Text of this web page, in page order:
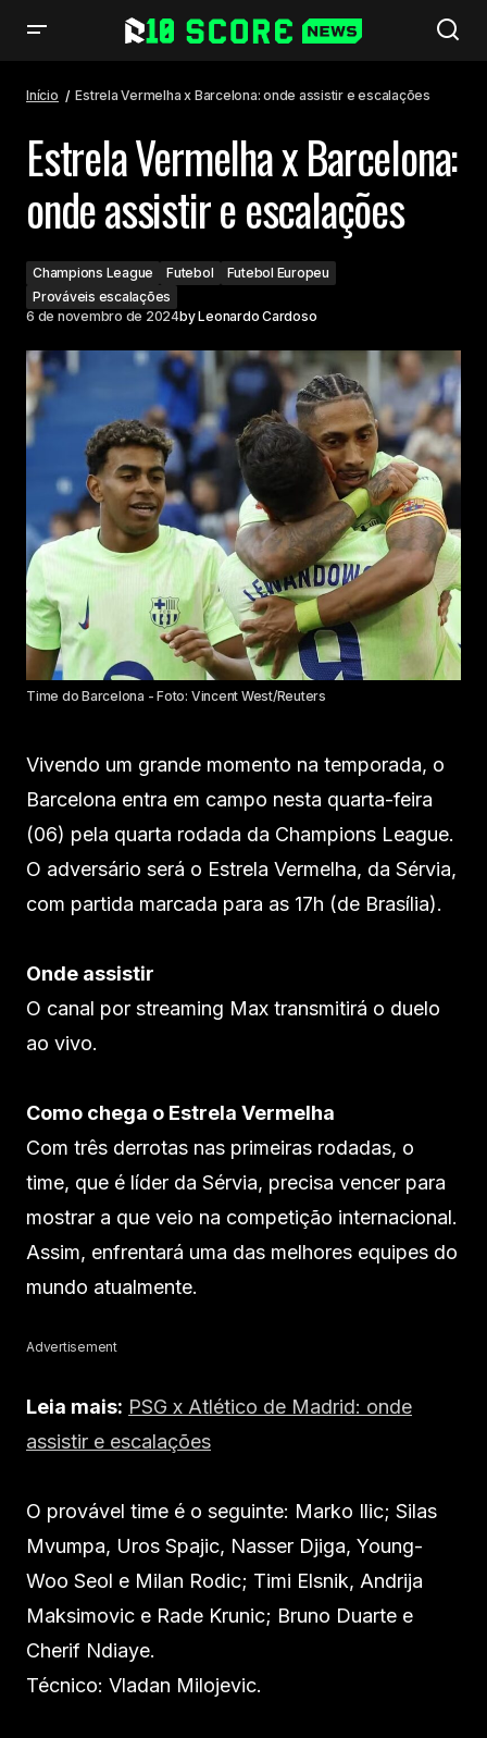
Início Estrela Vermelha x Barcelona: onde assistir e escalações
Estrela Vermelha x Barcelona:
onde assistir e escalações
Champions League Futebol
Futebol Europeu
Prováveis escalações
6 de novembro de 2024byLeonardo Cardoso
Time do Barcelona - Foto: Vincent West/Reuters
Vivendo um grande momento na temporada, o
Barcelona entra em campo nesta quarta-feira
(06) pela quarta rodada da Champions League.
O adversário será o Estrela Vermelha, da Sérvia,
com partida marcada para as 17h (de Brasília).
Onde assistir
O canal por streaming Max transmitirá o duelo
ao vivo.
Como chega o Estrela Vermelha
Com três derrotas nas primeiras rodadas, o
time, que é líder da Sérvia, precisa vencer para
mostrar a que veio na competição internacional.
Assim, enfrentará uma das melhores equipes do
mundo atualmente.
Advertisement
Leia mais: PSG x Atlético de Madrid: onde
assistir e escalações
O provável time é o seguinte: Marko Ilic; Silas
Mvumpa, Uros Spajic, Nasser Djiga, Young-
Woo Seol e Milan Rodic; Timi Elsnik, Andrija
Maksimovic e Rade Krunic; Bruno Duarte e
Cherif Ndiaye.
Técnico: Vladan Milojevic.